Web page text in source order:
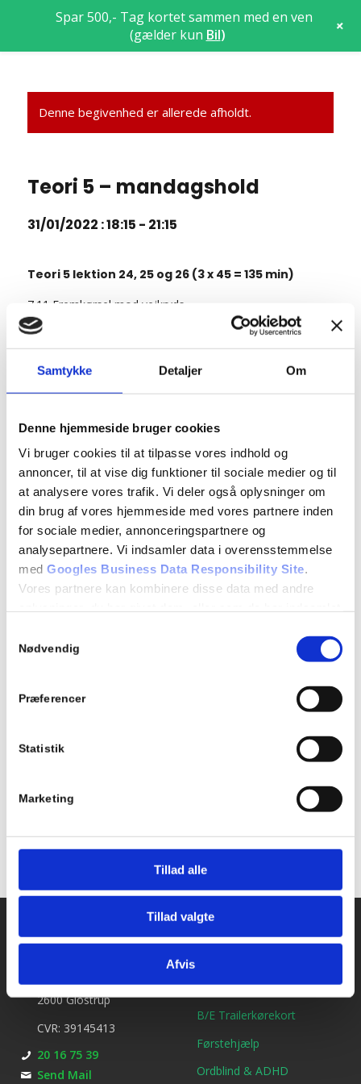
Samtykke Detaljer Om
Denne hjemmeside bruger cookies
Vi bruger cookies til at tilpasse vores indhold og
annoncer, til at vise dig funktioner til sociale medier og til
at analysere vores trafik. Vi deler også oplysninger om
din brug af vores hjemmeside med vores partnere inden
for sociale medier, annonceringspartnere og
analysepartnere. Vi indsamler data i overensstemmelse
med Googles Business Data Responsibility Site.
Vores partnere kan kombinere disse data med andre
Se Cookie & Privatlivspolitik
Nødvendig
Præferencer
Statistik
Marketing
Tillad alle
Tillad valgte
Afvis
Denne begivenhed er allerede afholdt.
Teori 5 – mandagshold
31/01/2022 : 18:15 - 21:15
Teori 5 lektion 24, 25 og 26 (3 x 45 = 135 min)
7.11 Fremkørsel mod vejkryds
7.12 Ligeud kørsel i vejkryds
7.13 Højresving i vejkryds
7.14 Venstresving i kryds
7.15 Rundkørsel
Repetition af tidligere emner
Evaluerende emneprøve
Detaljer
Dato:
31/01/2022
18:15 - 21:15
Teori 5 - mandagshold
Kontakt os
Brøndbyvestervej 25
2600 Glostrup
CVR: 39145413
20 16 75 39
Send Mail
Ydelser
MC kørekort
B/E Trailerkørekort
Førstehjælp
Ordblind & ADHD
Spar 500,- Tag kortet sammen med en ven
(gælder kun Bil) +